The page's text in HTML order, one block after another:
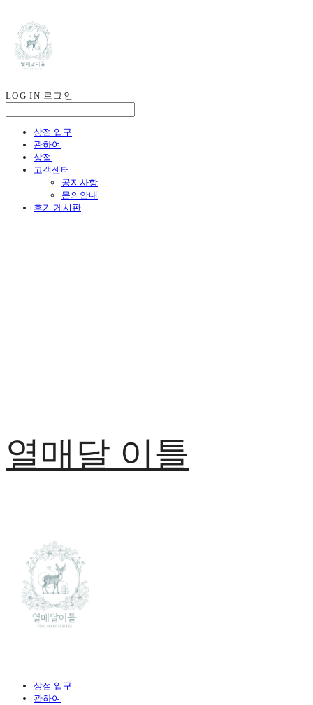
LOG IN 로그인
상점 입구
관하여
상점
고객센터
공지사항
문의안내
후기 게시판
열매달 이틀
상점 입구
관하여